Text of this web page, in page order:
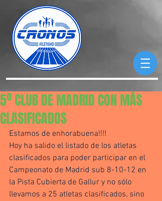
5º CLUB DE MADRID CON MÁS
CLASIFICADOS
Estamos de enhorabuena!!!!
Hoy ha salido el listado de los atletas
clasificados para poder participar en el
Campeonato de Madrid sub 8-10-12 en
la Pista Cubierta de Gallur y no sólo
llevamos a 25 atletas clasificados, sino